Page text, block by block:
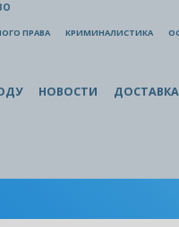
ПРАВА КРИМИНАЛИСТИКА
НОВОСТИ